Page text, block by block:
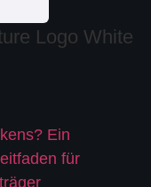
Ein
für